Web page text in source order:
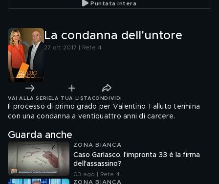
Puntata intera
La condanna dell'untore
27 ott 2017 | Rete 4
VAI ALLA SERIE LA TUA LISTA CONDIVIDI
Il processo di primo grado per Valentino Talluto termina
con una condanna a ventiquattro anni di carcere.
Guarda anche
ZONA BIANCA
Caso Garlasco, l'impronta 33 è la firma
dell'assassino?
03 ago | Rete 4
ZONA BIANCA